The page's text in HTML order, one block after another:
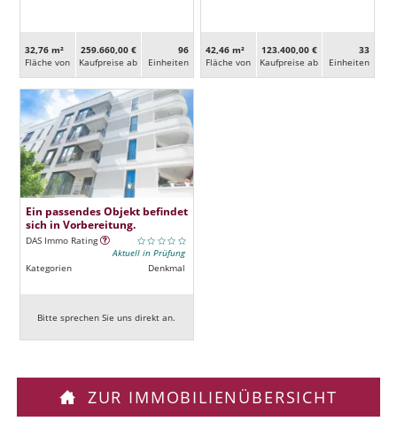
32,76 m²
Fläche von
259.660,00 €
Kaufpreise ab
96
Ein­heiten
42,46 m²
Fläche von
123.400,00 €
Kaufpreise ab
33
Ein­heiten
Ein passendes Objekt befindet
sich in Vorbereitung.
DAS Immo Rating
Aktuell in Prüfung
Kategorien
Denkmal
Bitte sprechen Sie uns direkt an.
ZUR IMMOBILIENÜBERSICHT